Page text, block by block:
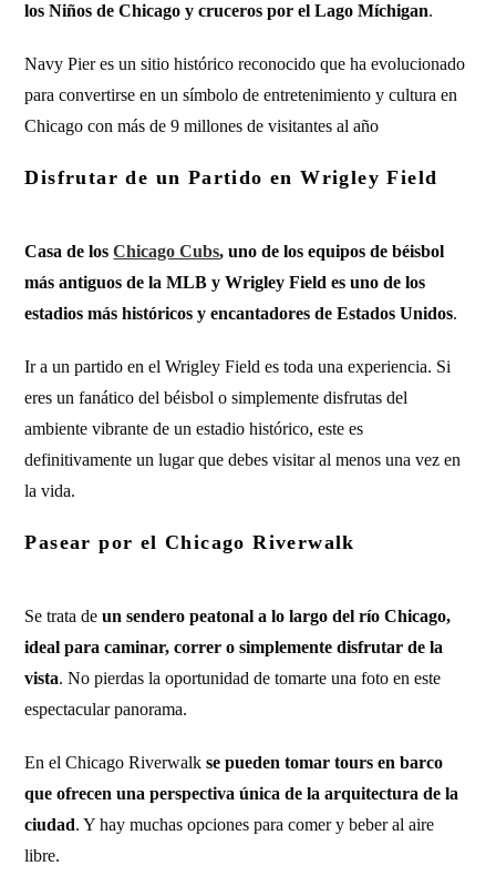
los Niños de Chicago y cruceros por el Lago Míchigan.
Navy Pier es un sitio histórico reconocido que ha evolucionado
para convertirse en un símbolo de entretenimiento y cultura en
Chicago con más de 9 millones de visitantes al año
Disfrutar de un Partido en Wrigley Field
Casa de losChicago Cubs, uno de los equipos de béisbol
más antiguos de la MLB y Wrigley Field es uno de los
estadios más históricos y encantadores de Estados Unidos.
Ir a un partido en el Wrigley Field es toda una experiencia. Si
eres un fanático del béisbol o simplemente disfrutas del
ambiente vibrante de un estadio histórico, este es
definitivamente un lugar que debes visitar al menos una vez en
la vida.
Pasear por el Chicago Riverwalk
Se trata de un sendero peatonal a lo largo del río Chicago,
ideal para caminar, correr o simplemente disfrutar de la
vista. No pierdas la oportunidad de tomarte una foto en este
espectacular panorama.
En el Chicago Riverwalkse pueden tomar tours en barco
que ofrecen una perspectiva única de la arquitectura de la
ciudad. Y hay muchas opciones para comer y beber al aire
libre.